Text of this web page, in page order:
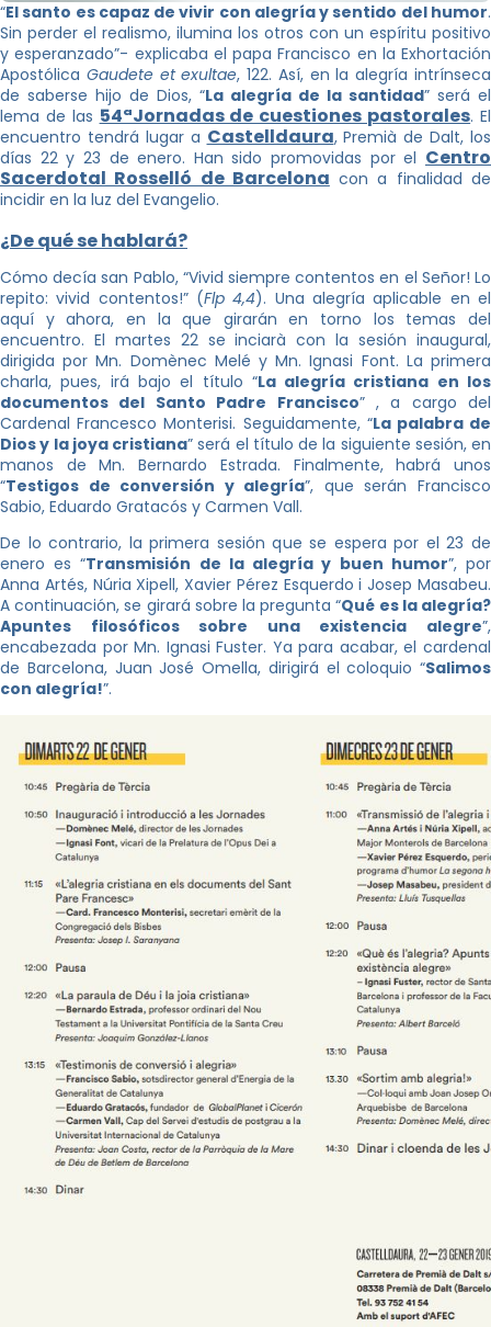
“El santo es capaz de vivir con alegría y sentido del humor.
Sin perder el realismo, ilumina los otros con un espíritu positivo
y esperanzado”- explicaba el papa Francisco en la Exhortación
Apostólica Gaudete et exultae, 122. Así, en la alegría intrínseca
de saberse hijo de Dios, “La alegría de la santidad” será el
lema de las 54ªJornadas de cuestiones pastorales. El
encuentro tendrá lugar a Castelldaura, Premià de Dalt, los
días 22 y 23 de enero. Han sido promovidas por el Centro
Sacerdotal Rosselló de Barcelona con a finalidad de
incidir en la luz del Evangelio.
¿De qué se hablará?
Cómo decía san Pablo, “Vivid siempre contentos en el Señor! Lo
repito: vivid contentos!” (Flp 4,4). Una alegría aplicable en el
aquí y ahora, en la que girarán en torno los temas del
encuentro. El martes 22 se inciarà con la sesión inaugural,
dirigida por Mn. Domènec Melé y Mn. Ignasi Font. La primera
charla, pues, irá bajo el título “La alegría cristiana en los
documentos del Santo Padre Francisco” , a cargo del
Cardenal Francesco Monterisi. Seguidamente, “La palabra de
Dios y la joya cristiana” será el título de la siguiente sesión, en
manos de Mn. Bernardo Estrada. Finalmente, habrá unos
“Testigos de conversión y alegría”, que serán Francisco
Sabio, Eduardo Gratacós y Carmen Vall.
De lo contrario, la primera sesión que se espera por el 23 de
enero es “Transmisión de la alegría y buen humor”, por
Anna Artés, Núria Xipell, Xavier Pérez Esquerdo i Josep Masabeu.
A continuación, se girará sobre la pregunta “Qué es la alegría?
Apuntes filosóficos sobre una existencia alegre”,
encabezada por Mn. Ignasi Fuster. Ya para acabar, el cardenal
de Barcelona, Juan José Omella, dirigirá el coloquio “Salimos
con alegría!”.